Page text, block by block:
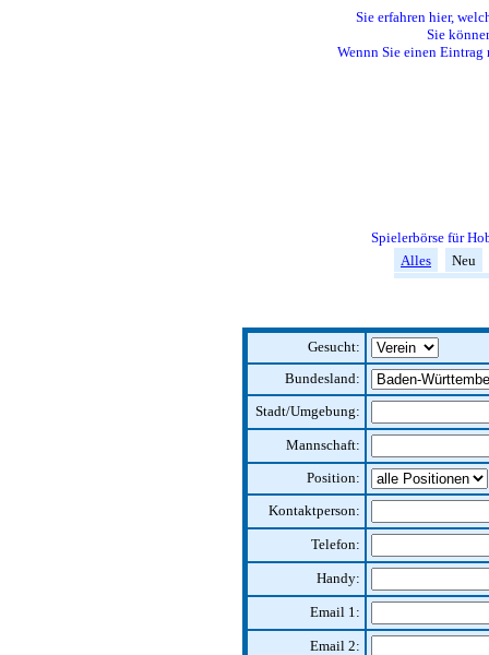
Sie erfahren hier,
Sie
Wennn Sie einen
Spielerbörse für
Alles
Neu
Gesucht:
Bundesland:
Stadt/Umgebung:
Mannschaft:
Position:
Kontaktperson:
Telefon:
Handy:
Email 1:
Email 2: